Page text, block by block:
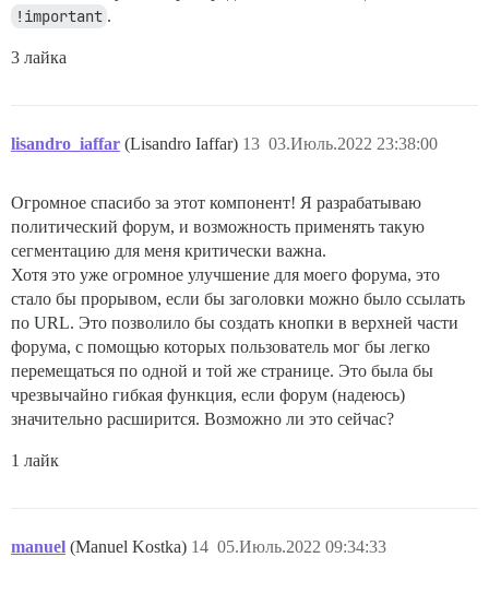
!important .
3 лайка
lisandro_iaffar (Lisandro Iaffar) 03.Июль.2022 23:38:00
13
Огромное спасибо за этот компонент! Я разрабатываю
политический форум, и возможность применять такую
сегментацию для меня критически важна.
Хотя это уже огромное улучшение для моего форума, это
стало бы прорывом, если бы заголовки можно было ссылать
по URL. Это позволило бы создать кнопки в верхней части
форума, с помощью которых пользователь мог бы легко
перемещаться по одной и той же странице. Это была бы
чрезвычайно гибкая функция, если форум (надеюсь)
значительно расширится. Возможно ли это сейчас?
1 лайк
manuel (Manuel Kostka) 05.Июль.2022 09:34:33
14